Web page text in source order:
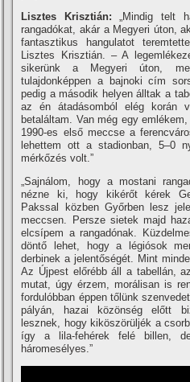
Lisztes Krisztián: „Mindig telt
rangadókat, akár a Megyeri úton,
fantasztikus hangulatot
Lisztes Krisztián. – A
sikerünk a Megyeri úton,
tulajdonképpen a bajnoki cí­m
pedig a második helyen álltak a
az én átadásomból elég korán
betaláltam. Van még egy
1990-es első meccse a
lehettem ott a stadionban, 5–0
mérkőzés volt.”
„Sajnálom, hogy a mostani
nézne ki, hogy kikérőt kérek
Pakssal közben Győrben lesz
meccsen. Persze sietek majd
elcsí­pem a rangadónak.
döntő lehet, hogy a légiósok
derbinek a jelentőségét. Mint
Az Újpest előrébb áll a tabellán,
mutat, úgy érzem, morálisan is
fordulóbban éppen tőlünk
pályán, hazai közönség előtt
lesznek, hogy kiköszörüljék a
í­gy a lila-fehérek felé billen,
háromesélyes.”